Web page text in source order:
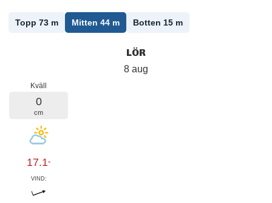
Topp 73 m Mitten 44 m Botten 15 m
LÖR
8 aug
Kväll
0
cm
17.1°
VIND: